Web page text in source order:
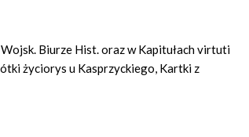
Biurze Hist. oraz w Kapitułach virtuti
życiorys u Kasprzyckiego, Kartki z